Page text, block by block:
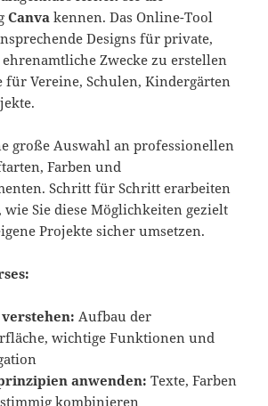
Canva kennen. Das Online-Tool
Designs für private,
Zwecke zu erstellen
für Vereine, Schulen, Kindergärten
große Auswahl an professionellen
Farben und
Schritt für Schritt erarbeiten
Sie diese Möglichkeiten gezielt
Projekte sicher umsetzen.
Aufbau der
wichtige Funktionen und
anwenden: Texte, Farben
kombinieren